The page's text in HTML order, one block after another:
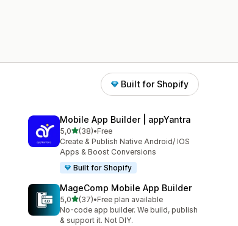
Built for Shopify
Mobile App Builder | appYantra
5,0z 5 hvězd
(38)
Celkový počet recenzí: 38
•Free
Create & Publish Native Android/ IOS
Apps & Boost Conversions
Built for Shopify
MageComp Mobile App Builder
5,0z 5 hvězd
(37)
Celkový počet recenzí: 37
•Free plan available
No-code app builder. We build, publish
& support it. Not DIY.